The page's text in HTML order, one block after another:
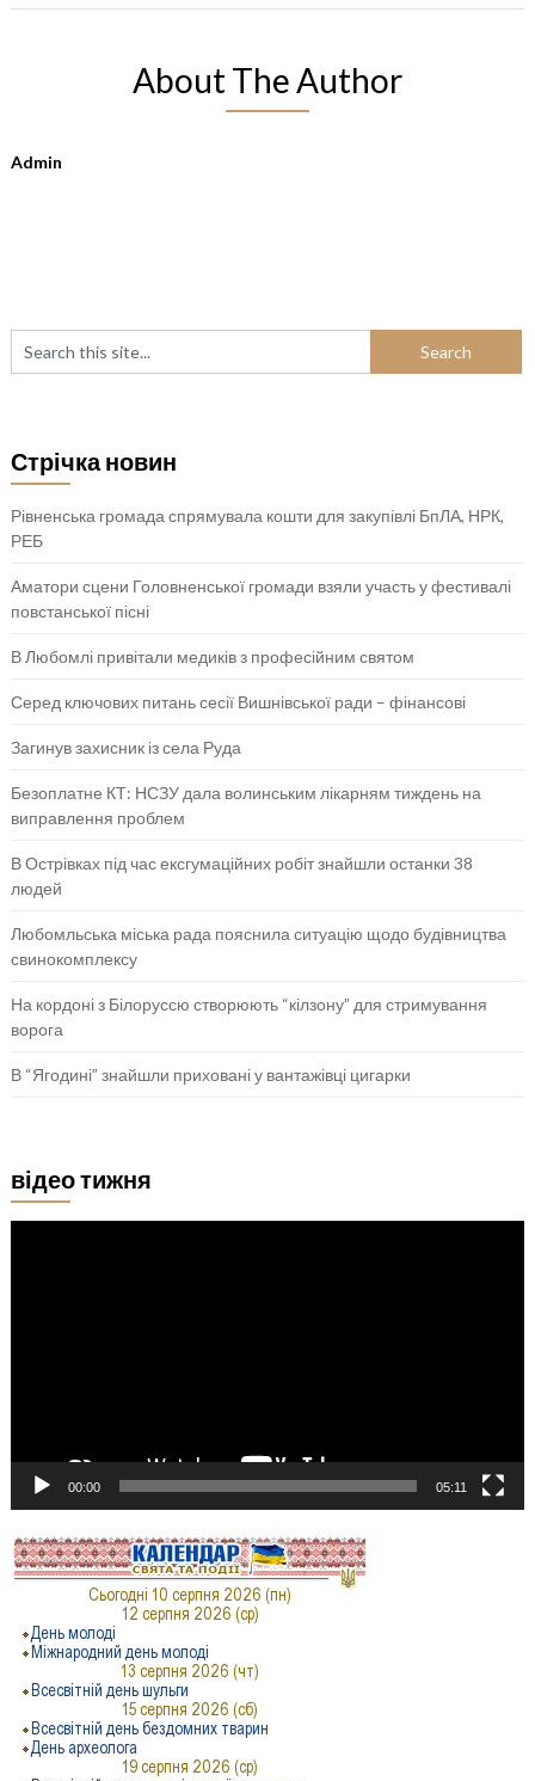
About The Author
Admin
Стрічка новин
Рівненська громада спрямувала кошти для закупівлі БпЛА, НРК,
РЕБ
Аматори сцени Головненської громади взяли участь у фестивалі
повстанської пісні
В Любомлі привітали медиків з професійним святом
Серед ключових питань сесії Вишнівської ради – фінансові
Загинув захисник із села Руда
Безоплатне КТ: НСЗУ дала волинським лікарням тиждень на
виправлення проблем
В Острівках під час ексгумаційних робіт знайшли останки 38
людей
Любомльська міська рада пояснила ситуацію щодо будівництва
свинокомплексу
На кордоні з Білоруссю створюють “кілзону” для стримування
ворога
В “Ягодині” знайшли приховані у вантажівці цигарки
відео тижня
00:00 05:11